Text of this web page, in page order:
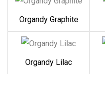
Organdy Graphite
Organdy Lilac